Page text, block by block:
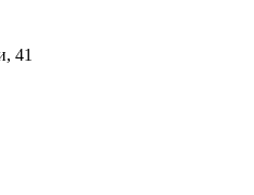
41